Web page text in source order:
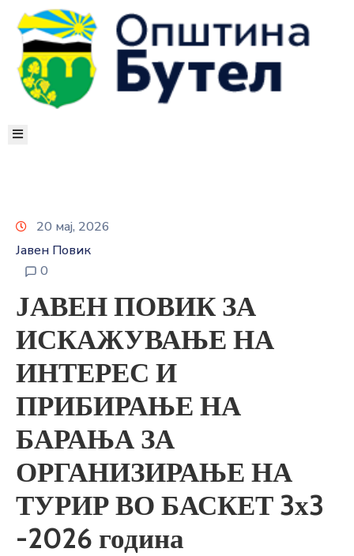
ЗА
ОПШТИНАТА
ОРГАНИ
УРБАНИЗАМ
ОДНОСИ
СО
КОНТАКТ
20 мај, 2026
Јавен Повик
0
ЈАВЕН ПОВИК ЗА
ИСКАЖУВАЊЕ НА
ИНТЕРЕС И
ПРИБИРАЊЕ НА
БАРАЊА ЗА
ОРГАНИЗИРАЊЕ НА
ТУРИР ВО БАСКЕТ 3х3
-2026 година